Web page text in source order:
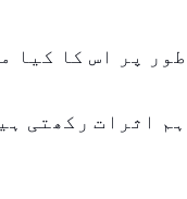
پر اس کا کیا
اثرات رکھتی